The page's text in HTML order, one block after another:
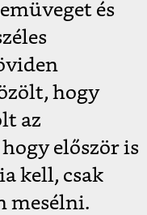
és
hogy
az
először is
kell, csak
mesélni.